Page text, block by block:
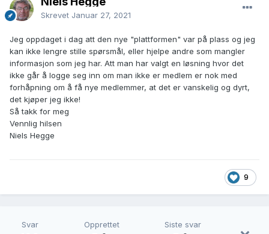
Skrevet Januar 27, 2021
Jeg oppdaget i dag att den nye "plattformen" var på plass og jeg
kan ikke lengre stille spørsmål, eller hjelpe andre som mangler
informasjon som jeg har. Att man har valgt en løsning hvor det
ikke går å logge seg inn om man ikke er medlem er nok med
forhåpning om å få nye medlemmer, at det er vanskelig og dyrt,
det kjøper jeg ikke!
Så takk for meg
Vennlig hilsen
Niels Hegge
9
Svar Opprettet Siste svar